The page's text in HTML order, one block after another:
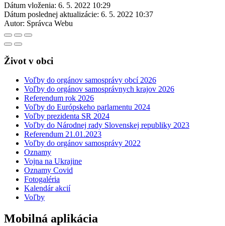
Dátum vloženia: 6. 5. 2022 10:29
Dátum poslednej aktualizácie: 6. 5. 2022 10:37
Autor: Správca Webu
Život v obci
Voľby do orgánov samosprávy obcí 2026
Voľby do orgánov samosprávnych krajov 2026
Referendum rok 2026
Voľby do Európskeho parlamentu 2024
Voľby prezidenta SR 2024
Voľby do Národnej rady Slovenskej republiky 2023
Referendum 21.01.2023
Voľby do orgánov samosprávy 2022
Oznamy
Vojna na Ukrajine
Oznamy Covid
Fotogaléria
Kalendár akcií
Voľby
Mobilná aplikácia